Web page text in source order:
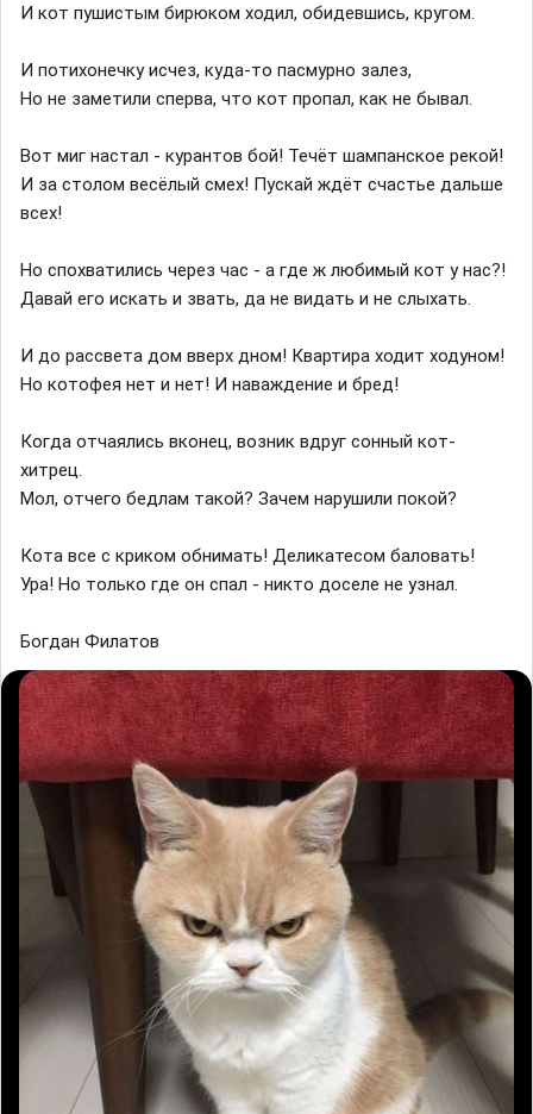
И кот пушистым бирюком ходил, обидевшись, кругом.
И потихонечку исчез, куда-то пасмурно залез,
Но не заметили сперва, что кот пропал, как не бывал.
Вот миг настал - курантов бой! Течёт шампанское рекой!
И за столом весёлый смех! Пускай ждёт счастье дальше
всех!
Но спохватились через час - а где ж любимый кот у нас?!
Давай его искать и звать, да не видать и не слыхать.
И до рассвета дом вверх дном! Квартира ходит ходуном!
Но котофея нет и нет! И наваждение и бред!
Когда отчаялись вконец, возник вдруг сонный кот-
хитрец.
Мол, отчего бедлам такой? Зачем нарушили покой?
Кота все с криком обнимать! Деликатесом баловать!
Ура! Но только где он спал - никто доселе не узнал.
Богдан Филатов